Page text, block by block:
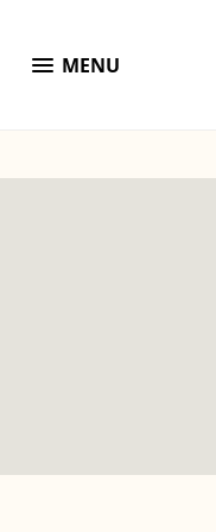
menu MENU